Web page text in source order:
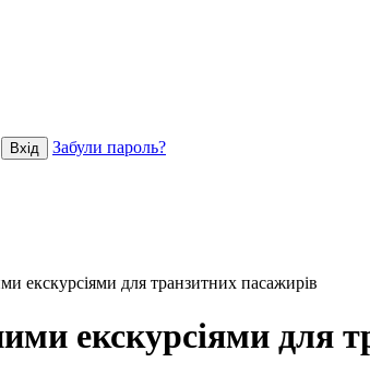
Забули пароль?
екскурсіями для транзитних пасажирів
екскурсіями для